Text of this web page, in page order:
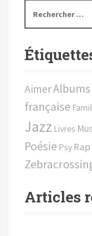
c
e
h
e
p
r
AimerAlbums
française
Jazz Livres
Poésie Psy Rap
Articles